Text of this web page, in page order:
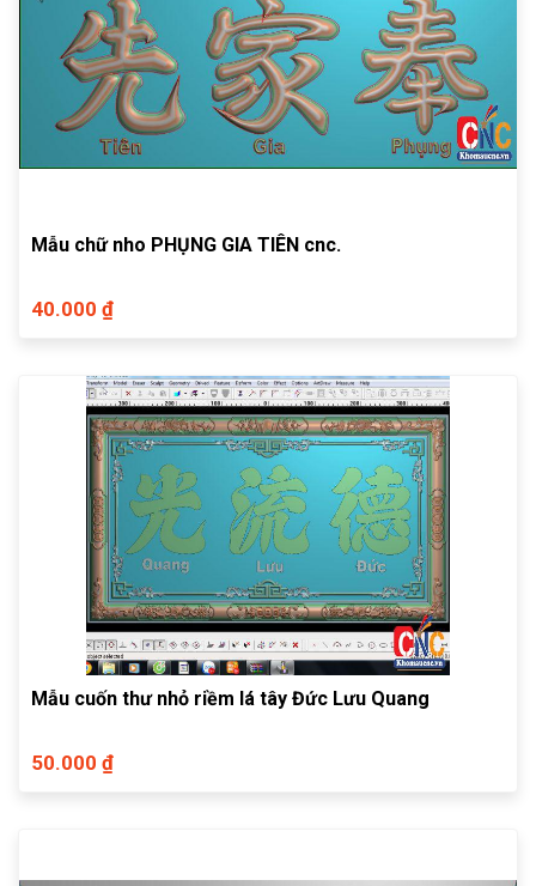
Mẫu chữ nho PHỤNG GIA TIÊN cnc.
40.000 ₫
Mẫu cuốn thư nhỏ riềm lá tây Đức Lưu Quang
50.000 ₫